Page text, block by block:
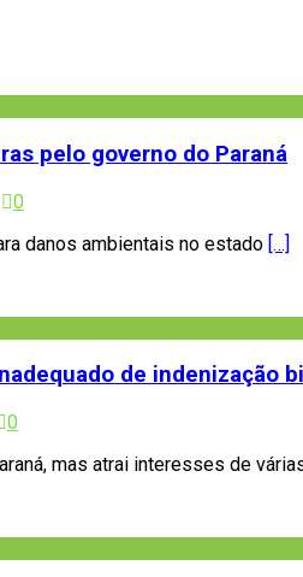
pelo governo do Paraná
0
danos ambientais no estado […]
de indenização
0
mas atrai interesses de